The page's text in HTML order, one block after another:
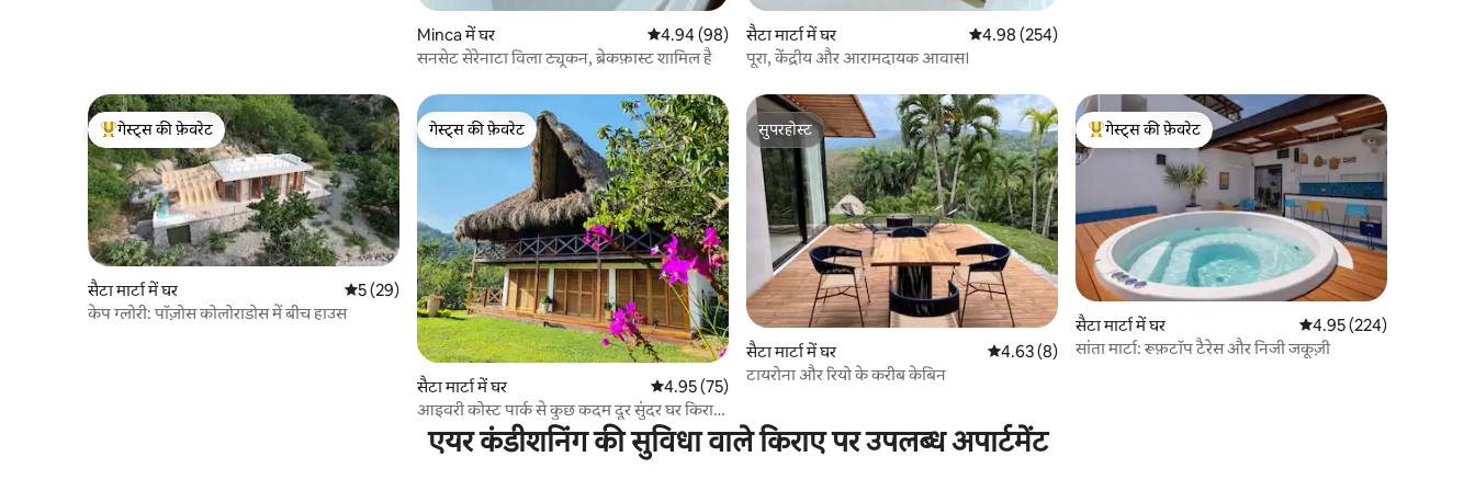
Minca में घर औसत रेटिंग 5 में से 4.94, 98 समीक्षाएँ
4.94 (98)
सनसेट सेरेनाटा विला ट्यूकन, ब्रेकफ़ास्ट शामिल है
सैटा मार्टा में घर औसत रेटिंग 5 में से 4.98, 254 समीक्षाएँ
4.98 (254)
पूरा, केंद्रीय और आरामदायक आवास।
गेस्ट्स का टॉप फ़ेवरेट
गेस्ट्स की फ़ेवरेट
सैटा मार्टा में घर औसत रेटिंग 5 में से 5, 29 समीक्षाएँ
5 (29)
केप ग्लोरी: पॉज़ोस कोलोराडोस में बीच हाउस
गेस्ट्स की फ़ेवरेट
गेस्ट्स की फ़ेवरेट
सैटा मार्टा में घर औसत रेटिंग 5 में से 4.95, 75 समीक्षाएँ
4.95 (75)
आइवरी कोस्ट पार्क से कुछ कदम दूर सुंदर घर किराए
पर देने की जगह
सुपरहोस्ट
सुपरहोस्ट
सैटा मार्टा में घर औसत रेटिंग 5 में से 4.63, 8 समीक्षाएँ
4.63 (8)
टायरोना और रियो के करीब केबिन
गेस्ट्स का टॉप फ़ेवरेट
गेस्ट्स की फ़ेवरेट
सैटा मार्टा में घर औसत रेटिंग 5 में से 4.95,
4.95 (224)
सांता मार्टा: रूफ़टॉप टैरेस और निजी जकूज़ी
एयर कंडीशनिंग की सुविधा वाले किराए पर उपलब्ध अपार्टमेंट